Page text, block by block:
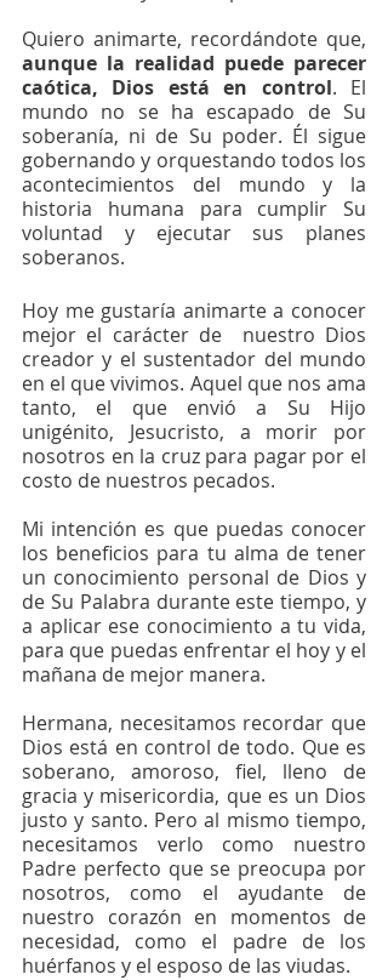
aunque la realidad puede parecer
caótica, Dios está en control. El
mundo no se ha escapado de Su
soberanía, ni de Su poder. Él sigue
gobernando y orquestando todos los
acontecimientos del mundo y la
historia humana para cumplir Su
voluntad y ejecutar sus planes
soberanos.
Hoy me gustaría animarte a conocer
mejor el carácter de  nuestro Dios
creador y el sustentador del mundo
en el que vivimos. Aquel que nos ama
tanto, el que envió a Su Hijo
unigénito, Jesucristo, a morir por
nosotros en la cruz para pagar por el
costo de nuestros pecados.
Mi intención es que puedas conocer
los beneficios para tu alma de tener
un conocimiento personal de Dios y
de Su Palabra durante este tiempo, y
a aplicar ese conocimiento a tu vida,
para que puedas enfrentar el hoy y el
mañana de mejor manera.
Hermana, necesitamos recordar que
Dios está en control de todo. Que es
soberano, amoroso, fiel, lleno de
gracia y misericordia, que es un Dios
justo y santo. Pero al mismo tiempo,
necesitamos verlo como nuestro
Padre perfecto que se preocupa por
nosotros, como el ayudante de
nuestro corazón en momentos de
necesidad, como el padre de los
huérfanos y el esposo de las viudas.